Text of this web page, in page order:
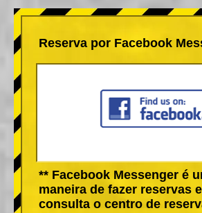
Reserva por Facebook
** Facebook Messenger é
maneira de fazer reservas
consulta o centro de